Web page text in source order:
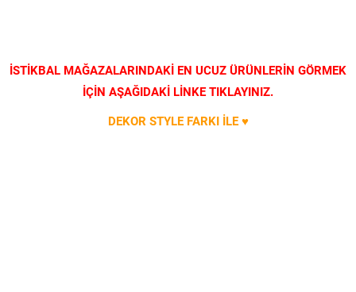
İSTİKBAL MAĞAZALARINDAKİ EN UCUZ ÜRÜNLERİN GÖRMEK
İÇİN AŞAĞIDAKİ LİNKE TIKLAYINIZ.
DEKOR STYLE FARKI İLE ♥